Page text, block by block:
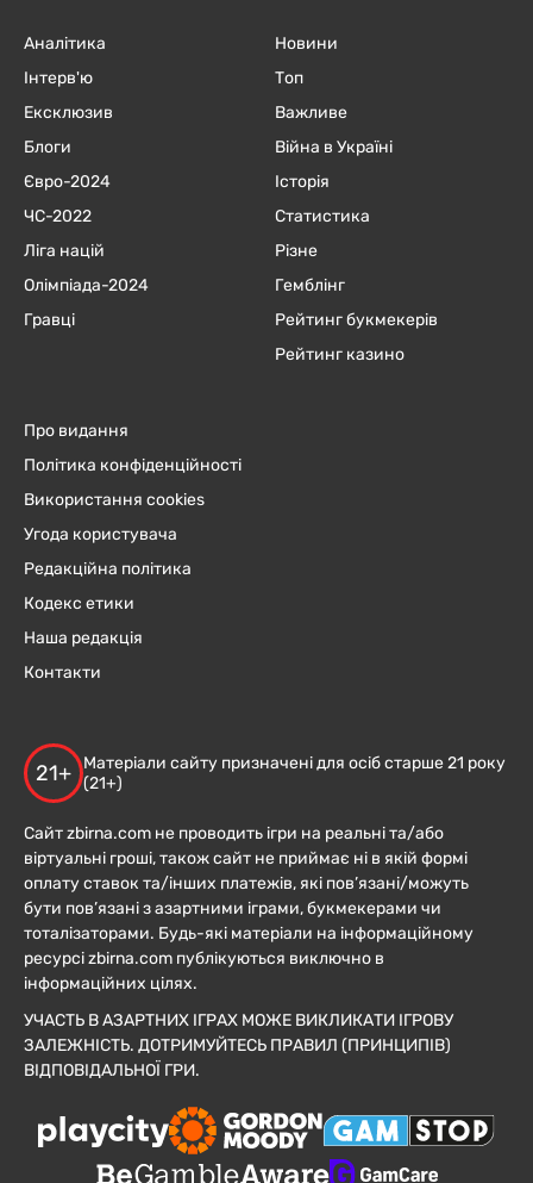
Аналітика
Інтерв'ю
Ексклюзив
Блоги
Євро-2024
ЧC-2022
Ліга націй
Олімпіада-2024
Гравці
Новини
Топ
Важливе
Війна в Україні
Історія
Статистика
Різне
Гемблінг
Рейтинг букмекерів
Рейтинг казино
Про видання
Політика конфіденційності
Використання cookies
Угода користувача
Редакційна політика
Кодекс етики
Наша редакція
Контакти
21+
Матеріали сайту призначені для осіб старше 21 року
(21+)
Сайт zbirna.com не проводить ігри на реальні та/або
віртуальні гроші, також сайт не приймає ні в якій формі
оплату ставок та/інших платежів, які пов’язані/можуть
бути пов’язані з азартними іграми, букмекерами чи
тоталізаторами. Будь-які матеріали на інформаційному
ресурсі zbirna.com публікуються виключно в
інформаційних цілях.
УЧАСТЬ В АЗАРТНИХ ІГРАХ МОЖЕ ВИКЛИКАТИ ІГРОВУ
ЗАЛЕЖНІСТЬ. ДОТРИМУЙТЕСЬ ПРАВИЛ (ПРИНЦИПІВ)
ВІДПОВІДАЛЬНОЇ ГРИ.